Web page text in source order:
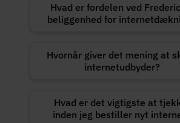
Hvad er fordelen ved
beliggenhed for
Hvornår giver det mening at
internetudbyder?
Hvad er det vigtigste at
inden jeg bestiller nyt